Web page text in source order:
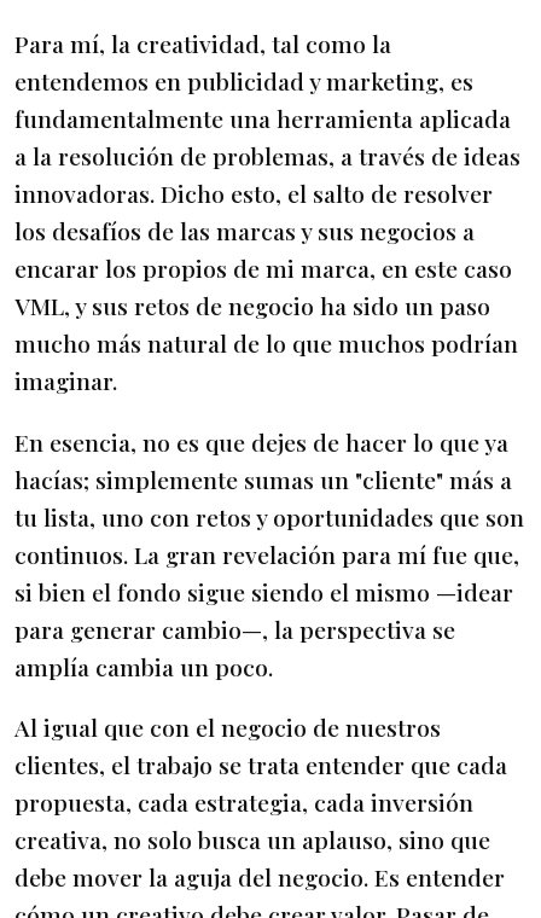
Para mí, la creatividad, tal como la
entendemos en publicidad y marketing, es
fundamentalmente una herramienta aplicada
a la resolución de problemas, a través de ideas
innovadoras. Dicho esto, el salto de resolver
los desafíos de las marcas y sus negocios a
encarar los propios de mi marca, en este caso
VML, y sus retos de negocio ha sido un paso
mucho más natural de lo que muchos podrían
imaginar.
En esencia, no es que dejes de hacer lo que ya
hacías; simplemente sumas un "cliente" más a
tu lista, uno con retos y oportunidades que son
continuos. La gran revelación para mí fue que,
si bien el fondo sigue siendo el mismo —idear
para generar cambio—, la perspectiva se
amplía cambia un poco.
Al igual que con el negocio de nuestros
clientes, el trabajo se trata entender que cada
propuesta, cada estrategia, cada inversión
creativa, no solo busca un aplauso, sino que
debe mover la aguja del negocio. Es entender